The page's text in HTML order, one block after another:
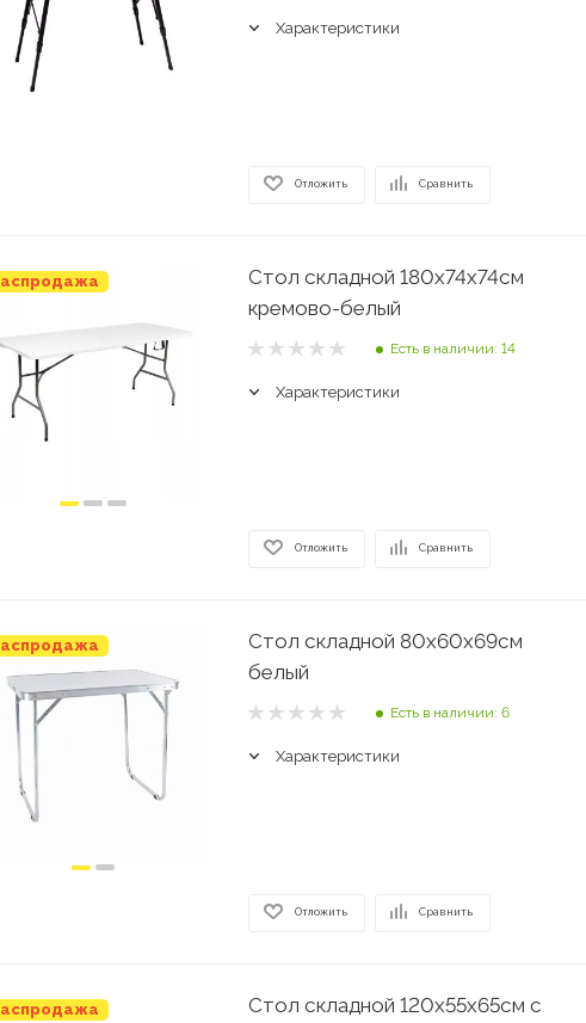
Характеристики
Отложить Сравнить
Стол складной 180х74х74см
кремово-белый
Есть в наличии: 14
Характеристики
Отложить Сравнить
Стол складной 80х60х69см
белый
Есть в наличии: 6
Характеристики
Отложить Сравнить
Стол складной 120х55х65см с